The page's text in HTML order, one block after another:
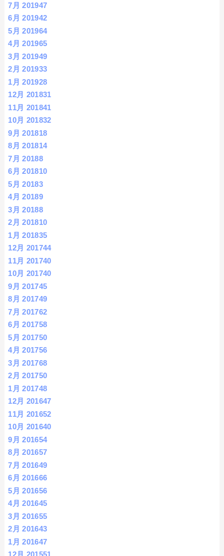
7月 201947
6月 201942
5月 201964
4月 201965
3月 201949
2月 201933
1月 201928
12月 201831
11月 201841
10月 201832
9月 201818
8月 201814
7月 20188
6月 201810
5月 20183
4月 20189
3月 20188
2月 201810
1月 201835
12月 201744
11月 201740
10月 201740
9月 201745
8月 201749
7月 201762
6月 201758
5月 201750
4月 201756
3月 201768
2月 201750
1月 201748
12月 201647
11月 201652
10月 201640
9月 201654
8月 201657
7月 201649
6月 201666
5月 201656
4月 201645
3月 201655
2月 201643
1月 201647
12月 201551